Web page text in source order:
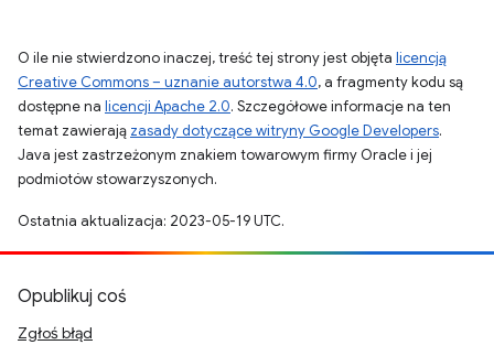
O ile nie stwierdzono inaczej, treść tej strony jest objęta licencją
Creative Commons – uznanie autorstwa 4.0, a fragmenty kodu są
dostępne na licencji Apache 2.0. Szczegółowe informacje na ten
temat zawierają zasady dotyczące witryny Google Developers.
Java jest zastrzeżonym znakiem towarowym firmy Oracle i jej
podmiotów stowarzyszonych.
Ostatnia aktualizacja: 2023-05-19 UTC.
Opublikuj coś
Zgłoś błąd